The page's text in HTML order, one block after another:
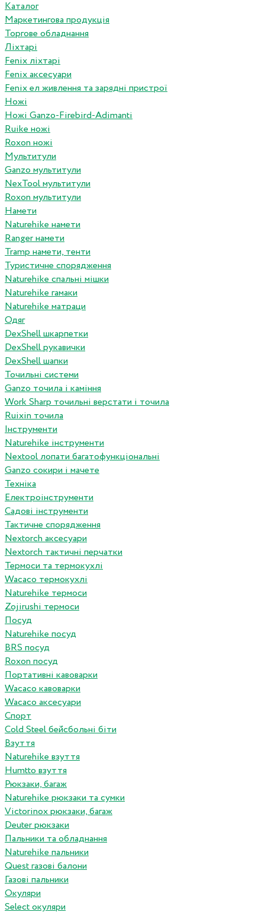
Каталог
Маркетингова продукція
Торгове обладнання
Ліхтарі
Fenix ліхтарі
Fenix аксесуари
Fenix ел живлення та зарядні пристрої
Ножі
Ножі Ganzo-Firebird-Adimanti
Ruike ножі
Roxon ножi
Мультитули
Ganzo мультитули
NexTool мультитули
Roxon мультитули
Намети
Naturehike намети
Ranger намети
Tramp намети, тенти
Туристичне спорядження
Naturehike спальні мішки
Naturehike гамаки
Naturehike матраци
Одяг
DexShell шкарпетки
DexShell рукавички
DexShell шапки
Точильні системи
Ganzo точила і каміння
Work Sharp точильні верстати і точила
Ruixin точила
Інструменти
Naturehike інструменти
Nextool лопати багатофункціональні
Ganzo сокири і мачете
Техніка
Електроінструменти
Садові інструменти
Тактичне спорядження
Nextorch аксесуари
Nextorch тактичні перчатки
Термоси та термокухлі
Wacaco термокухлі
Naturehike термоси
Zojirushi термоси
Посуд
Naturehike посуд
BRS посуд
Roxon посуд
Портативні кавоварки
Wacaco кавоварки
Wacaco аксесуари
Спорт
Cold Steel бейсбольні біти
Взуття
Naturehike взуття
Humtto взуття
Рюкзаки, багаж
Naturehike рюкзаки та сумки
Victorinox рюкзаки, багаж
Deuter рюкзаки
Пальники та обладнання
Naturehike пальники
Quest газові балони
Газові пальники
Окуляри
Select окуляри